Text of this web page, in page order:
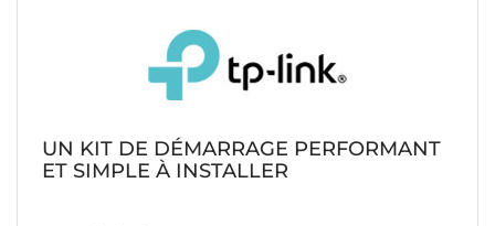
UN KIT DE DÉMARRAGE PERFORMANT
ET SIMPLE À INSTALLER